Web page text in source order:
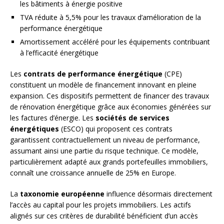
les bâtiments à énergie positive
TVA réduite à 5,5% pour les travaux d’amélioration de la
performance énergétique
Amortissement accéléré pour les équipements contribuant
à l’efficacité énergétique
Les contrats de performance énergétique (CPE)
constituent un modèle de financement innovant en pleine
expansion. Ces dispositifs permettent de financer des travaux
de rénovation énergétique grâce aux économies générées sur
les factures d’énergie. Les sociétés de services
énergétiques (ESCO) qui proposent ces contrats
garantissent contractuellement un niveau de performance,
assumant ainsi une partie du risque technique. Ce modèle,
particulièrement adapté aux grands portefeuilles immobiliers,
connaît une croissance annuelle de 25% en Europe.
La taxonomie européenne influence désormais directement
l’accès au capital pour les projets immobiliers. Les actifs
alignés sur ces critères de durabilité bénéficient d’un accès